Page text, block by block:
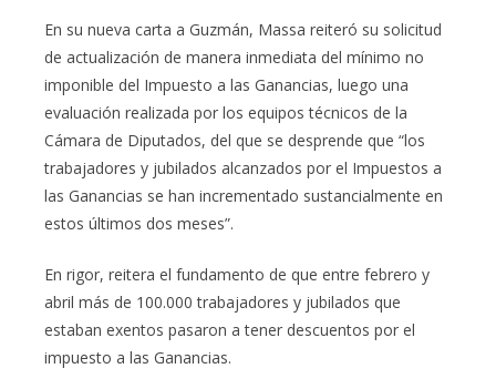
En su nueva carta a Guzmán, Massa reiteró su solicitud
de actualización de manera inmediata del mínimo no
imponible del Impuesto a las Ganancias, luego una
evaluación realizada por los equipos técnicos de la
Cámara de Diputados, del que se desprende que “los
trabajadores y jubilados alcanzados por el Impuestos a
las Ganancias se han incrementado sustancialmente en
estos últimos dos meses”.
En rigor, reitera el fundamento de que entre febrero y
abril más de 100.000 trabajadores y jubilados que
estaban exentos pasaron a tener descuentos por el
impuesto a las Ganancias.